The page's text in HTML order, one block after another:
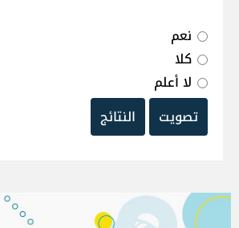
نعم
كلا
لا أعلم
تصويت
النتائج